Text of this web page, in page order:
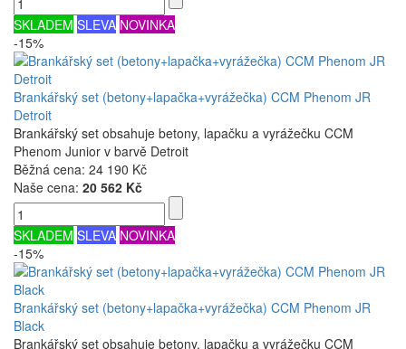
SKLADEM SLEVA NOVINKA
-15%
Brankářský set (betony+lapačka+vyrážečka) CCM Phenom JR
Detroit
Brankářský set obsahuje betony, lapačku a vyrážečku CCM
Phenom Junior v barvě Detroit
Běžná cena: 24 190 Kč
Naše cena: 20 562 Kč
SKLADEM SLEVA NOVINKA
-15%
Brankářský set (betony+lapačka+vyrážečka) CCM Phenom JR
Black
Brankářský set obsahuje betony, lapačku a vyrážečku CCM